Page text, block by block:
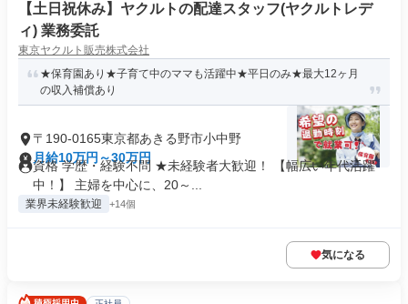
【土日祝休み】ヤクルトの配達スタッフ(ヤクルトレデ
ィ) 業務委託
東京ヤクルト販売株式会社
★保育園あり★子育て中のママも活躍中★平日のみ★最大12ヶ月
の収入補償あり
〒190-0165東京都あきる野市小中野
月給10万円～30万円
資格 学歴・経験不問 ★未経験者大歓迎！ 【幅広い年代活躍
中！】 主婦を中心に、20～...
業界未経験歓迎 +14個
気になる